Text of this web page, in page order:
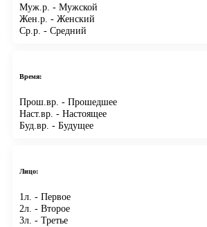
Муж.р. - Мужской
Жен.р. - Женский
Ср.р. - Средний
Время:
Прош.вр. - Прошедшее
Наст.вр. - Настоящее
Буд.вр. - Будущее
Лицо:
1л. - Первое
2л. - Второе
3л. - Третье